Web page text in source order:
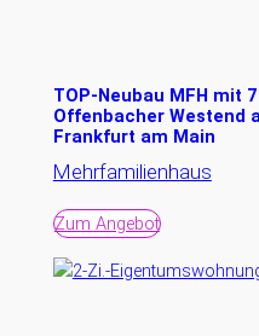
TOP-Neubau MFH mit
Offenbacher Westend
Frankfurt am Main
Mehrfamilienhaus
Zum Angebot